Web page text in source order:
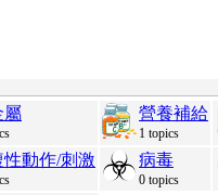
屬 營養補給
1 topics
性動作/刺激 病毒
0 topics